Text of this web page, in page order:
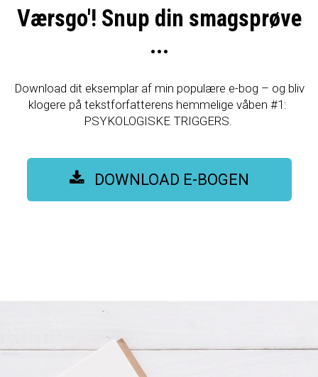
Værsgo'! Snup din smagsprøve
...
Download dit eksemplar af min populære e-bog – og bliv
klogere på tekstforfatterens hemmelige våben #1:
PSYKOLOGISKE TRIGGERS.
DOWNLOAD E-BOGEN